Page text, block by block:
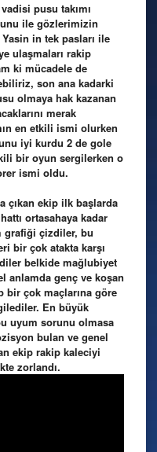
pusu takımı
ile gözlerimizin
in tek pasları ile
ulaşmaları rakip
ki mücadele de
son ana kadarki
olmaya hak kazanan
merak
en etkili ismi olurken
iyi kurdu 2 de gole
bir oyun sergilerken o
ismi oldu.
çıkan ekip ilk başlarda
ortasahaya kadar
grafiği çizdiler, bu
bir çok atakta karşı
belkide mağlubiyet
anlamda genç ve koşan
çok maçlarına göre
En büyük
uyum sorunu olmasa
bulan ve genel
ekip rakip kaleciyi
zorlandı.